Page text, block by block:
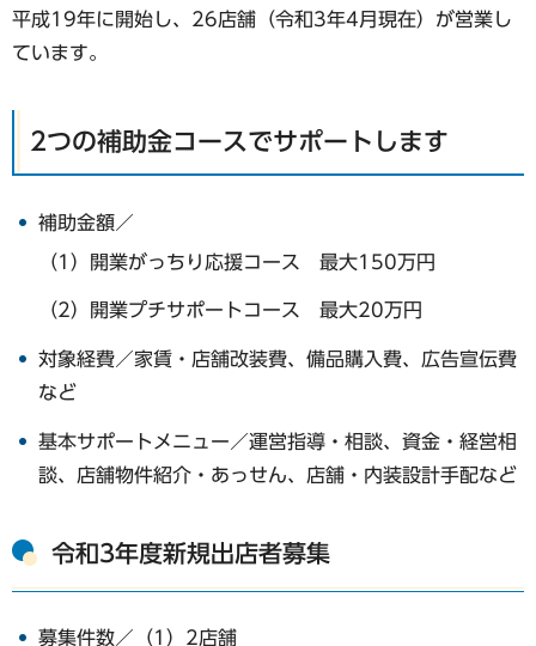
平成19年に開始し、26店舗（令和3年4月現在）が営業し
ています。
2つの補助金コースでサポートします
補助金額／
（1）開業がっちり応援コース 最大150万円
（2）開業プチサポートコース 最大20万円
対象経費／家賃・店舗改装費、備品購入費、広告宣伝費
など
基本サポートメニュー／運営指導・相談、資金・経営相
談、店舗物件紹介・あっせん、店舗・内装設計手配など
令和3年度新規出店者募集
募集件数／（1）2店舗